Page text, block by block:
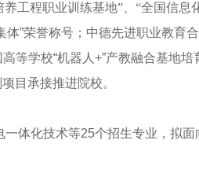
工程职业训练基地”、“全国信
体”荣誉称号；中德先进职业教育
等学校“机器人 +”产教融合基地培
目承接推进院校。
一体化技术等25个招生专业，拟